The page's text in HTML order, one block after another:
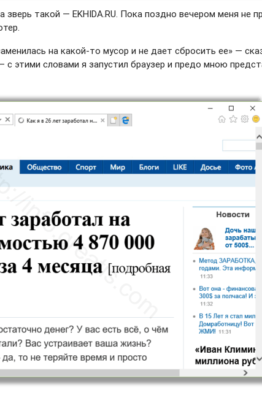
зверь такой — EKHIDA.RU. Пока поздно вечером меня не
на какой-то мусор и не дает сбросить ее» —
с этими словами я запустил браузер и предо мною